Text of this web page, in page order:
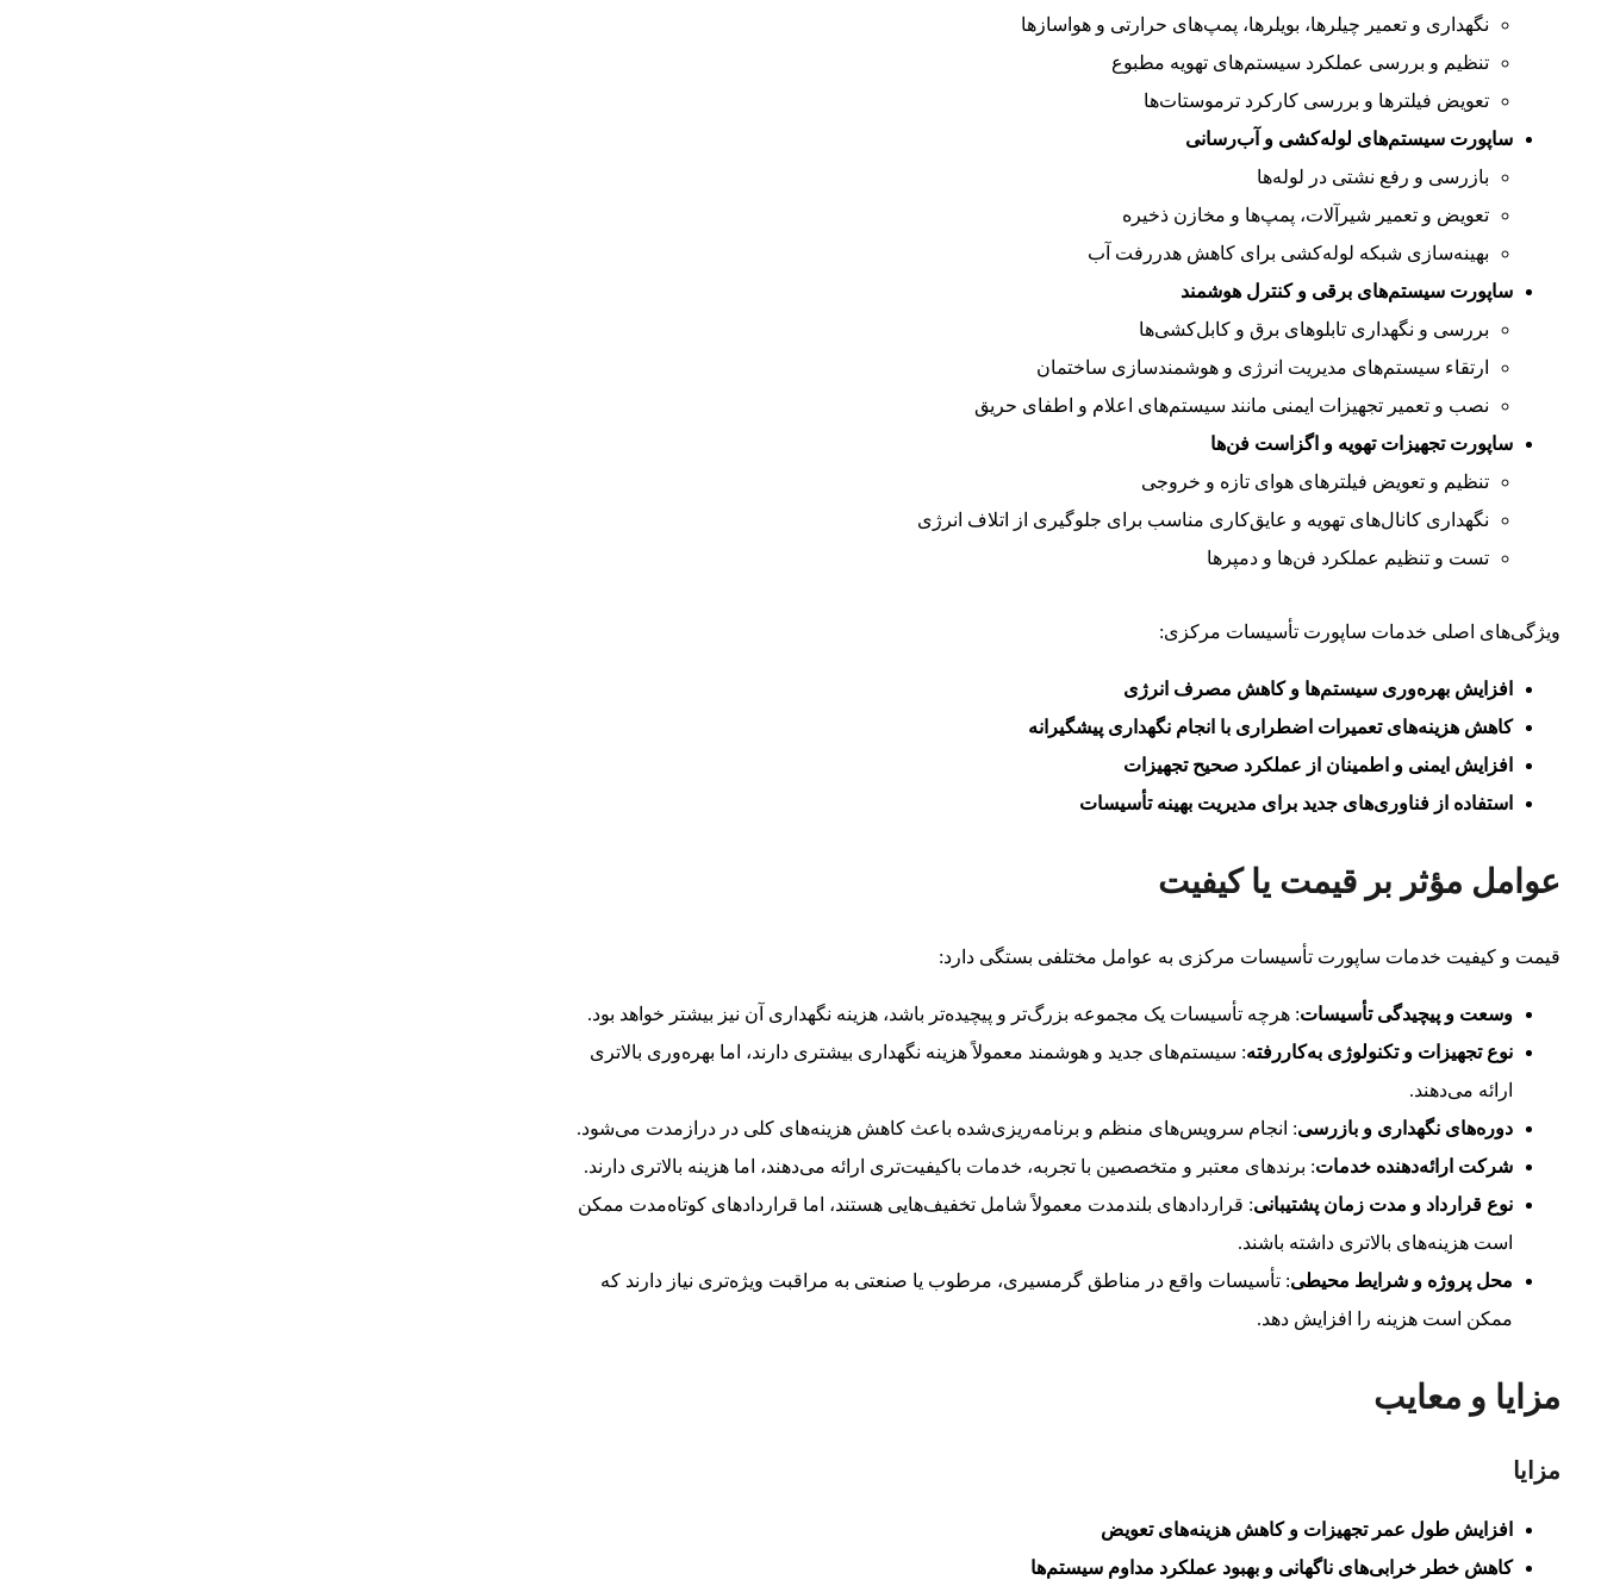
نگهداری و تعمیر چیلرها، بویلرها، پمپ‌های حرارتی و هواسازها
تنظیم و بررسی عملکرد سیستم‌های تهویه مطبوع
تعویض فیلترها و بررسی کارکرد ترموستات‌ها
ساپورت سیستم‌های لوله‌کشی و آب‌رسانی
بازرسی و رفع نشتی در لوله‌ها
تعویض و تعمیر شیرآلات، پمپ‌ها و مخازن ذخیره
بهینه‌سازی شبکه لوله‌کشی برای کاهش هدررفت آب
ساپورت سیستم‌های برقی و کنترل هوشمند
بررسی و نگهداری تابلوهای برق و کابل‌کشی‌ها
ارتقاء سیستم‌های مدیریت انرژی و هوشمندسازی ساختمان
نصب و تعمیر تجهیزات ایمنی مانند سیستم‌های اعلام و اطفای حریق
ساپورت تجهیزات تهویه و اگزاست فن‌ها
تنظیم و تعویض فیلترهای هوای تازه و خروجی
نگهداری کانال‌های تهویه و عایق‌کاری مناسب برای جلوگیری از اتلاف انرژی
تست و تنظیم عملکرد فن‌ها و دمپرها
ویژگی‌های اصلی خدمات ساپورت تأسیسات مرکزی:
افزایش بهره‌وری سیستم‌ها و کاهش مصرف انرژی
کاهش هزینه‌های تعمیرات اضطراری با انجام نگهداری پیشگیرانه
افزایش ایمنی و اطمینان از عملکرد صحیح تجهیزات
استفاده از فناوری‌های جدید برای مدیریت بهینه تأسیسات
عوامل مؤثر بر قیمت یا کیفیت
قیمت و کیفیت خدمات ساپورت تأسیسات مرکزی به عوامل مختلفی بستگی دارد:
وسعت و پیچیدگی تأسیسات: هرچه تأسیسات یک مجموعه بزرگ‌تر و پیچیده‌تر باشد، هزینه نگهداری آن نیز بیشتر خواهد بود.
نوع تجهیزات و تکنولوژی به‌کاررفته: سیستم‌های جدید و هوشمند معمولاً هزینه نگهداری بیشتری دارند، اما بهره‌وری بالاتری
ارائه می‌دهند.
دوره‌های نگهداری و بازرسی: انجام سرویس‌های منظم و برنامه‌ریزی‌شده باعث کاهش هزینه‌های کلی در درازمدت می‌شود.
شرکت ارائه‌دهنده خدمات: برندهای معتبر و متخصصین با تجربه، خدمات باکیفیت‌تری ارائه می‌دهند، اما هزینه بالاتری دارند.
نوع قرارداد و مدت زمان پشتیبانی: قراردادهای بلندمدت معمولاً شامل تخفیف‌هایی هستند، اما قراردادهای کوتاه‌مدت ممکن
است هزینه‌های بالاتری داشته باشند.
محل پروژه و شرایط محیطی: تأسیسات واقع در مناطق گرمسیری، مرطوب یا صنعتی به مراقبت ویژه‌تری نیاز دارند که
ممکن است هزینه را افزایش دهد.
مزایا و معایب
مزایا
افزایش طول عمر تجهیزات و کاهش هزینه‌های تعویض
کاهش خطر خرابی‌های ناگهانی و بهبود عملکرد مداوم سیستم‌ها